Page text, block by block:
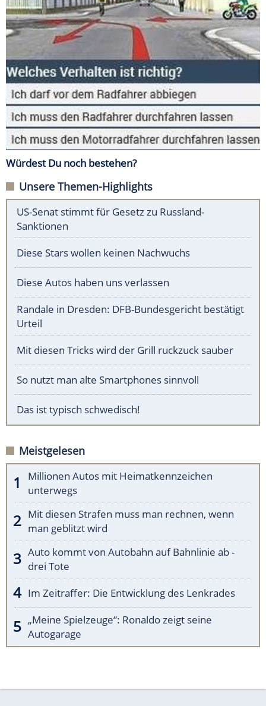
Würdest Du noch bestehen?
Unsere Themen-Highlights
US-Senat stimmt für Gesetz zu Russland-
Sanktionen
Diese Stars wollen keinen Nachwuchs
Diese Autos haben uns verlassen
Randale in Dresden: DFB-Bundesgericht bestätigt
Urteil
Mit diesen Tricks wird der Grill ruckzuck sauber
So nutzt man alte Smartphones sinnvoll
Das ist typisch schwedisch!
Meistgelesen
Millionen Autos mit Heimatkennzeichen
unterwegs
Mit diesen Strafen muss man rechnen, wenn
man geblitzt wird
Auto kommt von Autobahn auf Bahnlinie ab -
drei Tote
Im Zeitraffer: Die Entwicklung des Lenkrades
„Meine Spielzeuge“: Ronaldo zeigt seine
Autogarage